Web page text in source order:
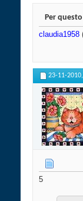
Per
claudia1958
23-11-2010,
5